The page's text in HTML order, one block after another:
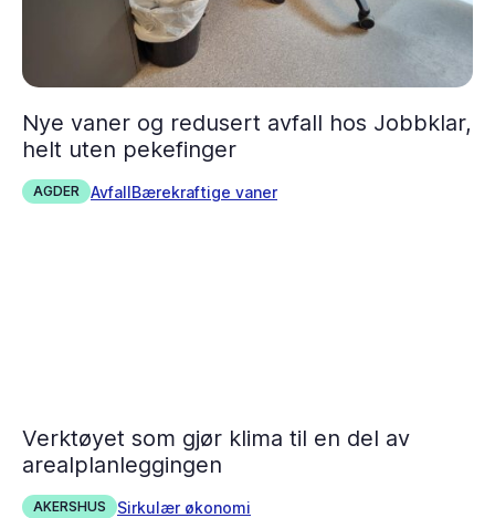
Nye vaner og redusert avfall hos Jobbklar,
helt uten pekefinger
AGDER AvfallBærekraftige vaner
Verktøyet som gjør klima til en del av
arealplanleggingen
AKERSHUS Sirkulær økonomi